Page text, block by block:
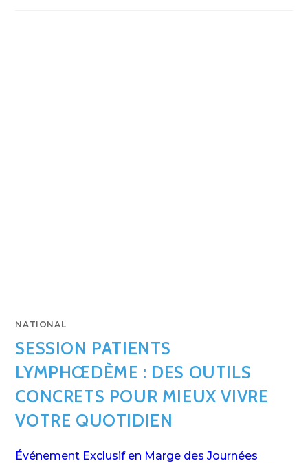
NATIONAL
SESSION PATIENTS
LYMPHŒDÈME : DES OUTILS
CONCRETS POUR MIEUX VIVRE
VOTRE QUOTIDIEN
Événement Exclusif en Marge des Journées